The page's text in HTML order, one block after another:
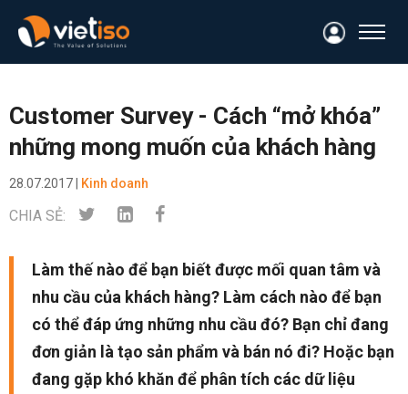
Customer Survey - Cách “mở khóa”
những mong muốn của khách hàng
28.07.2017 | Kinh doanh
CHIA SẺ:
Làm thế nào để bạn biết được mối quan tâm và
nhu cầu của khách hàng? Làm cách nào để bạn
có thể đáp ứng những nhu cầu đó? Bạn chỉ đang
đơn giản là tạo sản phẩm và bán nó đi? Hoặc bạn
đang gặp khó khăn để phân tích các dữ liệu